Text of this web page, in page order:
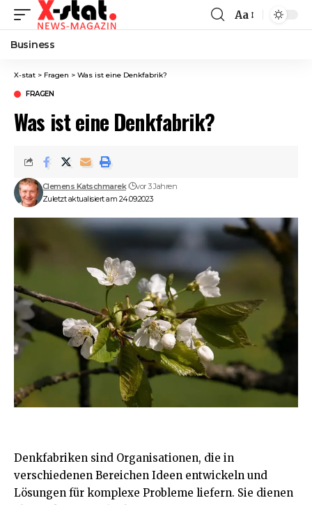
Font
Aa
Business
X-stat > Fragen > Was ist eine Denkfabrik?
FRAGEN
Was ist eine Denkfabrik?
Zuletzt aktualisiert am 24.09.2023
Clemens Katschmarek vor 3 Jahren
Denkfabriken sind Organisationen, die in
verschiedenen Bereichen Ideen entwickeln und
Lösungen für komplexe Probleme liefern. Sie dienen